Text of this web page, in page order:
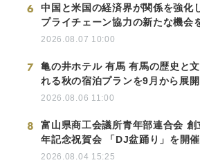
6
中国と米国の経済界が関係を強化
プライチェーン協力の新たな機会
2026.08.07 10:00
7
亀の井ホテル 有馬 有馬の歴史と
れる秋の宿泊プランを9月から展開
2026.08.06 11:00
8
富山県商工会議所青年部連合会 創
年記念祝賀会 「DJ盆踊り」を開
2026.08.04 15:25